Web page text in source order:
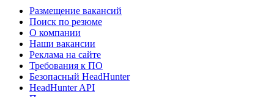
Размещение вакансий
Поиск по резюме
О компании
Наши вакансии
Реклама на сайте
Требования к ПО
Безопасный HeadHunter
HeadHunter API